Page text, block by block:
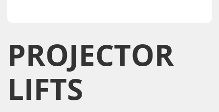
PROJECTOR
LIFTS